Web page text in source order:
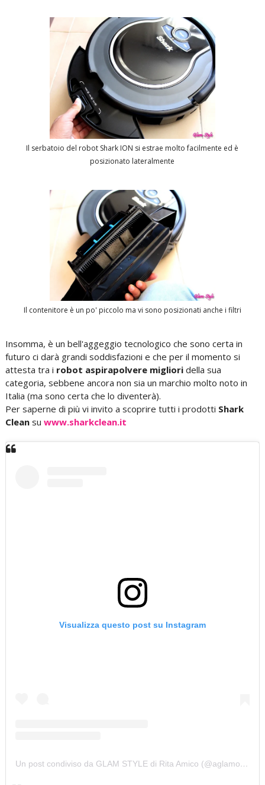
Il serbatoio del robot Shark ION si estrae molto facilmente ed è
posizionato lateralmente
Il contenitore è un po' piccolo ma vi sono posizionati anche i filtri
Insomma, è un bell'aggeggio tecnologico che sono certa in
futuro ci darà grandi soddisfazioni e che per il momento si
attesta tra i robot aspirapolvere migliori della sua
categoria, sebbene ancora non sia un marchio molto noto in
Italia (ma sono certa che lo diventerà).
Per saperne di più vi invito a scoprire tutti i prodotti Shark
Cleansu www.sharkclean.it
Visualizza questo post su Instagram
Un post condiviso da GLAM STYLE di Rita Amico (@aglamorouslifestyle)